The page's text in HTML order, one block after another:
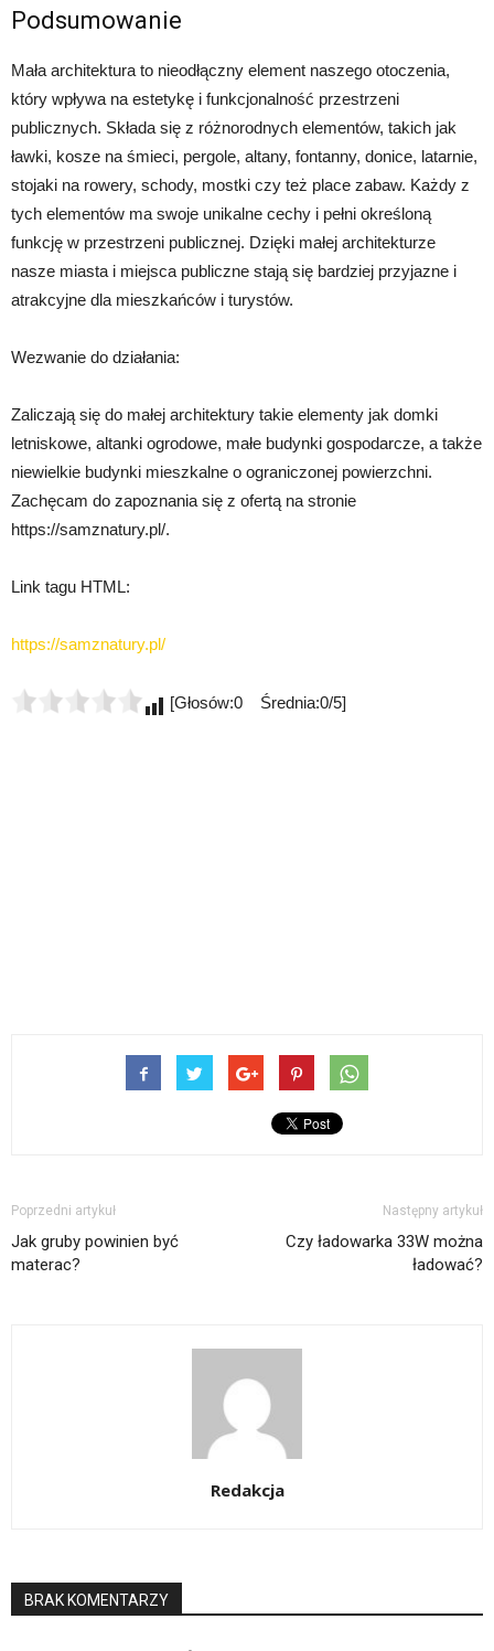
Podsumowanie
Mała architektura to nieodłączny element naszego otoczenia,
który wpływa na estetykę i funkcjonalność przestrzeni
publicznych. Składa się z różnorodnych elementów, takich jak
ławki, kosze na śmieci, pergole, altany, fontanny, donice, latarnie,
stojaki na rowery, schody, mostki czy też place zabaw. Każdy z
tych elementów ma swoje unikalne cechy i pełni określoną
funkcję w przestrzeni publicznej. Dzięki małej architekturze
nasze miasta i miejsca publiczne stają się bardziej przyjazne i
atrakcyjne dla mieszkańców i turystów.
Wezwanie do działania:
Zaliczają się do małej architektury takie elementy jak domki
letniskowe, altanki ogrodowe, małe budynki gospodarcze, a także
niewielkie budynki mieszkalne o ograniczonej powierzchni.
Zachęcam do zapoznania się z ofertą na stronie
https://samznatury.pl/.
Link tagu HTML:
https://samznatury.pl/
[Głosów:0 Średnia:0/5]
Poprzedni artykuł
Jak gruby powinien być
materac?
Następny artykuł
Czy ładowarka 33W można
ładować?
Redakcja
BRAK KOMENTARZY